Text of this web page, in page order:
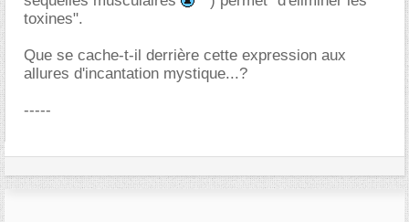
toxines".
Que se cache-t-il derrière cette expression aux
allures d'incantation mystique...?
-----